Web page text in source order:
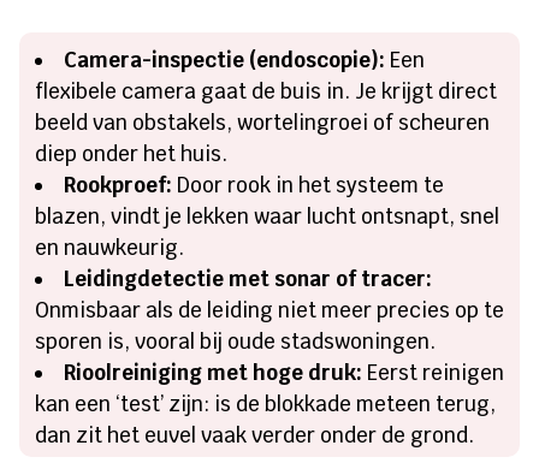
Camera-inspectie (endoscopie): Een
flexibele camera gaat de buis in. Je krijgt direct
beeld van obstakels, wortelingroei of scheuren
diep onder het huis.
Rookproef: Door rook in het systeem te
blazen, vindt je lekken waar lucht ontsnapt, snel
en nauwkeurig.
Leidingdetectie met sonar of tracer:
Onmisbaar als de leiding niet meer precies op te
sporen is, vooral bij oude stadswoningen.
Rioolreiniging met hoge druk: Eerst reinigen
kan een ‘test’ zijn: is de blokkade meteen terug,
dan zit het euvel vaak verder onder de grond.